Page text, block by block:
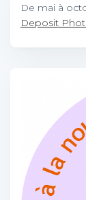
De mai à
Deposit